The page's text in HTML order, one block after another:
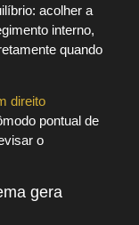
acolher a
interno,
quando
direito
pontual de
o
gera